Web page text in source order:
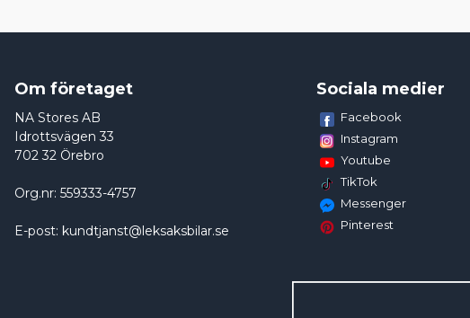
Om företaget
NA Stores AB
Idrottsvägen 33
702 32 Örebro
Org.nr: 559333-4757
E-post: kundtjanst@leksaksbilar.se
Sociala medier
Facebook
Instagram
Youtube
TikTok
Messenger
Pinterest